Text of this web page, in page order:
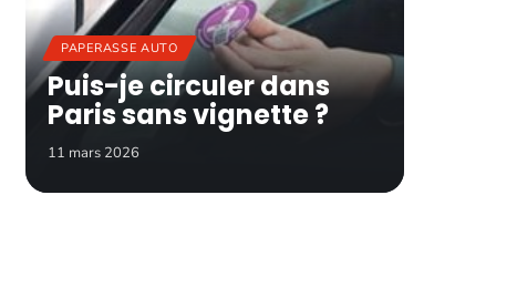
PAPERASSE AUTO
Puis-je circuler dans
Paris sans vignette ?
11 mars 2026